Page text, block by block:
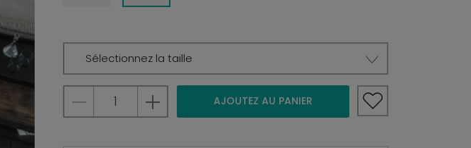
Sélectionnez la taille
AJOUTEZ AU PANIER